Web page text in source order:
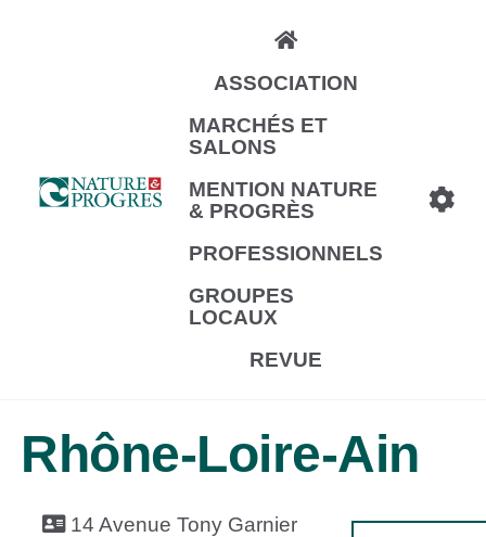
ASSOCIATION
MARCHÉS ET
SALONS
MENTION NATURE
& PROGRÈS
PROFESSIONNELS
GROUPES
LOCAUX
REVUE
Rhône-Loire-Ain
14 Avenue Tony Garnier